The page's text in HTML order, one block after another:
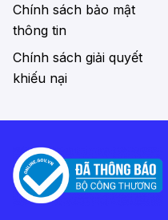
Chính sách bảo mật
thông tin
Chính sách giải quyết
khiếu nại